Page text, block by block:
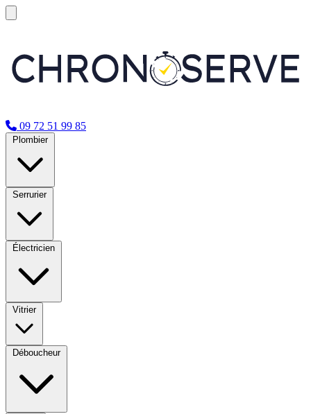
09 72 51 99 85
Plombier
Serrurier
Électricien
Vitrier
Déboucheur